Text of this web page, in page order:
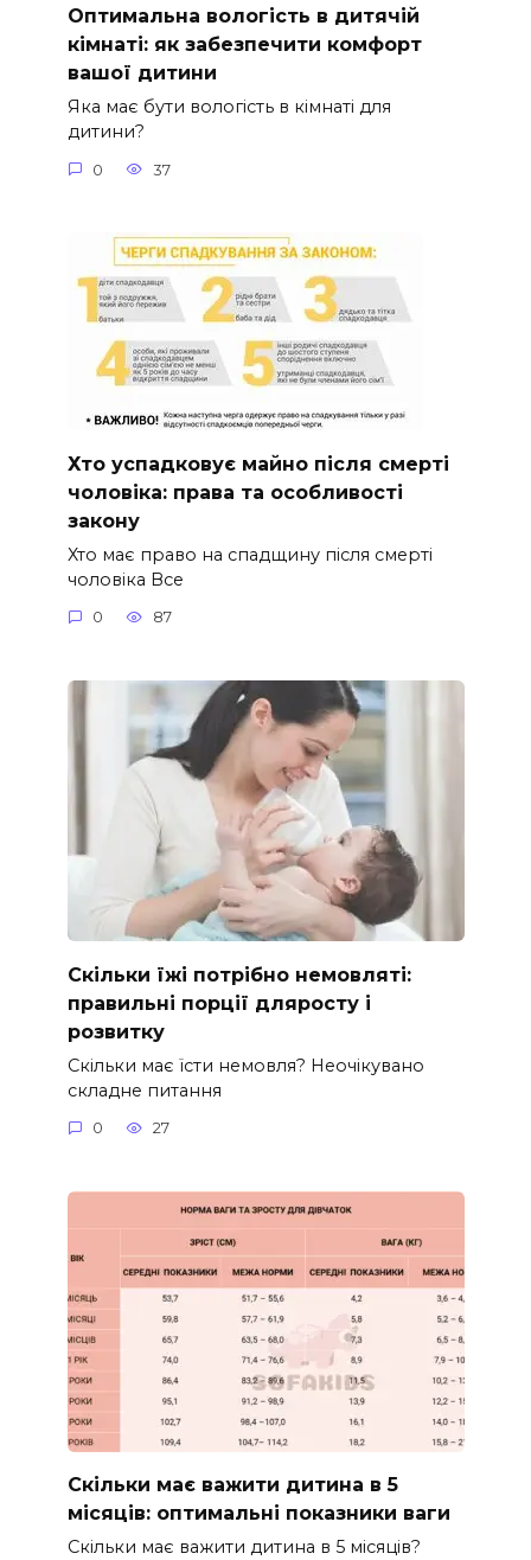
Оптимальна вологість в дитячій
кімнаті: як забезпечити комфорт
вашої дитини
Яка має бути вологість в кімнаті для
дитини?
0 37
Хто успадковує майно після смерті
чоловіка: права та особливості
закону
Хто має право на спадщину після смерті
чоловіка Все
0 87
Скільки їжі потрібно немовляті:
правильні порції дляросту і
розвитку
Скільки має їсти немовля? Неочікувано
складне питання
0 27
Скільки має важити дитина в 5
місяців: оптимальні показники ваги
Скільки має важити дитина в 5 місяців?